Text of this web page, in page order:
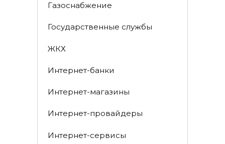
Газоснабжение
Государственные службы
ЖКХ
Интернет-банки
Интернет-магазины
Интернет-провайдеры
Интернет-сервисы